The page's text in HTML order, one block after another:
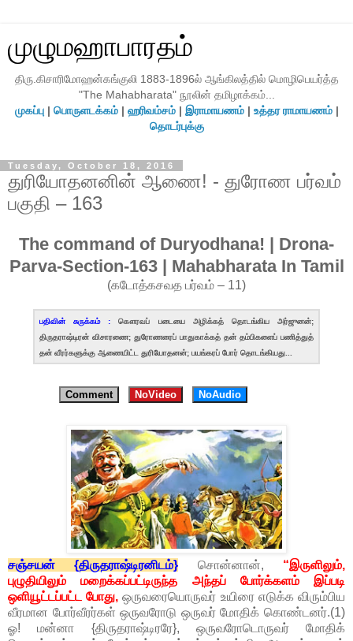
முழுமஹாபாரதம்
திரு.கிசாரிமோஹன்கங்குலி 1883-1896ல் ஆங்கிலத்தில் மொழிபெயர்த்த
"The Mahabharata" நூலின் தமிழாக்கம்...
முகப்பு| பொருளடக்கம்| ஹரிவம்சம்| இராமாயணம்| உத்தர ராமாயணம்|
தொடர்புக்கு
Tuesday, October 18, 2016
துரியோதனனின் ஆணை! - துரோண பர்வம்
பகுதி – 163
The command of Duryodhana! | Drona-
Parva-Section-163 | Mahabharata In Tamil
(கடோத்கசவத பர்வம் – 11)
பதிவின் சுருக்கம் : கௌரவப் படையை அழிக்கத் தொடங்கிய அர்ஜுனன்;
திருதராஷ்டிரன் விசாரணை; துரோணரைப் பாதுகாக்கத் தன் தம்பிகளைப் பணித்துத்
தன் வீரர்களுக்கு ஆணையிட்ட துரியோதனன்; பயங்கரப் போர் தொடங்கியது...
Comment NoVideo NoAudio
சஞ்சயன் {திருதராஷ்டிரனிடம்} சொன்னான், “இருளிலும்,
புழுதியிலும் மறைக்கப்பட்டிருந்த அந்தப் போர்க்களம் இப்படி
ஒளியூட்டப்பட்ட போது,ஒருவரையொருவர் உயிரை எடுக்க விரும்பிய
வீரமான போர்வீரர்கள் ஒருவரோடு ஒருவர் மோதிக் கொண்டனர்.(1)
ஓ! மன்னா {திருதராஷ்டிரரே}, ஒருவரோடொருவர் மோதிக்